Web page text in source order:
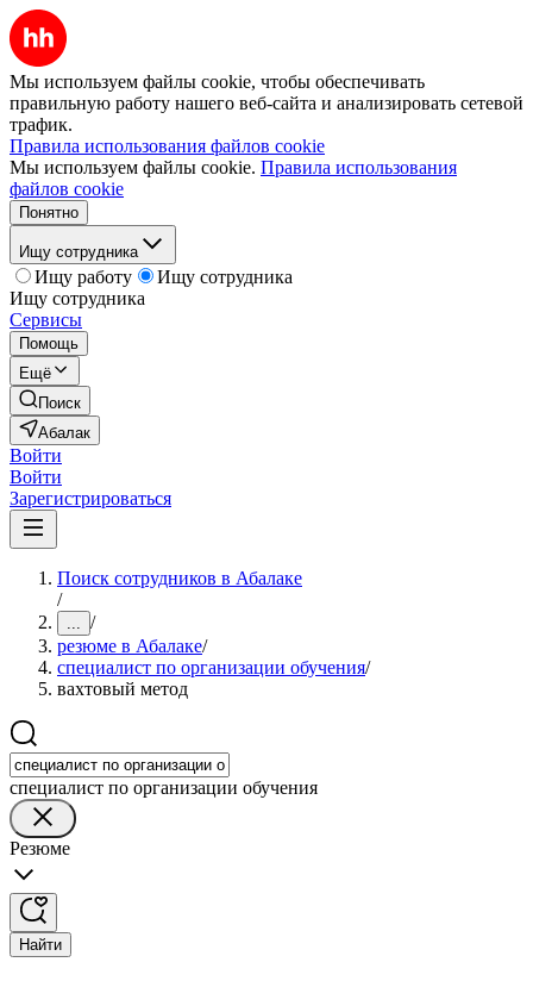
Мы используем файлы cookie, чтобы обеспечивать
правильную работу нашего веб-сайта и анализировать сетевой
трафик.
Правила использования файлов cookie
Мы используем файлы cookie. Правила использования
файлов cookie
Понятно
Ищу сотрудника
Ищу работу
Ищу сотрудника
Ищу сотрудника
Сервисы
Помощь
Ещё
Поиск
Абалак
Войти
Войти
Зарегистрироваться
Поиск сотрудников в Абалаке
/
... /
резюме в Абалаке/
специалист по организации обучения/
вахтовый метод
специалист по организации обучения
Резюме
Найти